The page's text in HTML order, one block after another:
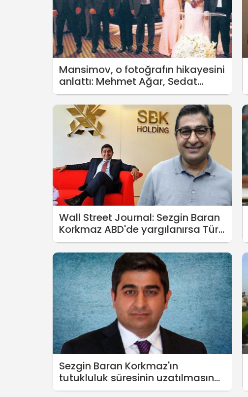
Mansimov, o fotoğrafın hikayesini
anlattı: Mehmet Ağar, Sedat
Peker ve Sezgin Baran Korkmaz
Wall Street Journal: Sezgin Baran
Korkmaz ABD'de yargılanırsa Türk
hükümeti yolsuzluk iddialarına
maruz kalabilir
Sezgin Baran Korkmaz'ın
tutukluluk süresinin uzatılmasına
karar verildi